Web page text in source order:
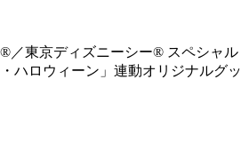
／東京ディズニーシー® スペシャル
ハロウィーン」連動オリジナルグッ